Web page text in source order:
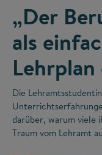
„Der
als
Die
darüber, warum viele
Traum vom Lehramt